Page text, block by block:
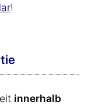
!
innerhalb